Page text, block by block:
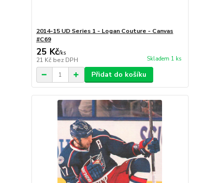
2014-15 UD Series 1 - Logan Couture - Canvas
#C69
25 Kč/ks
21 Kč bez DPH Skladem 1 ks
Přidat do košíku